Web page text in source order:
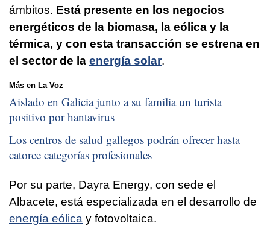
ámbitos. Está presente en los negocios
energéticos de la biomasa, la eólica y la
térmica, y con esta transacción se estrena en
el sector de la energía solar.
Más en La Voz
Aislado en Galicia junto a su familia un turista
positivo por hantavirus
Los centros de salud gallegos podrán ofrecer hasta
catorce categorías profesionales
Por su parte, Dayra Energy, con sede el
Albacete, está especializada en el desarrollo de
energía eólica y fotovoltaica.